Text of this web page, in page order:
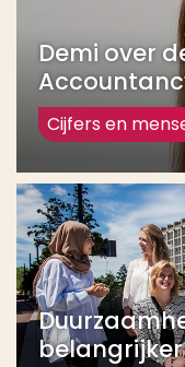
Demi over
Cijfers en